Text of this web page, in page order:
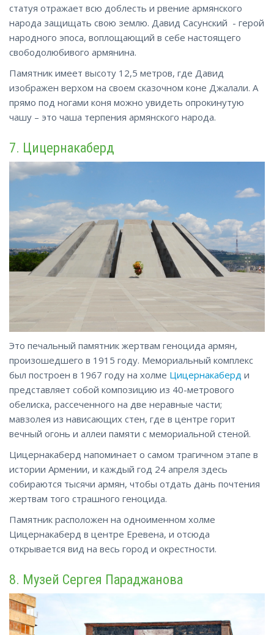
статуя отражает всю доблесть и рвение армянского
народа защищать свою землю. Давид Сасунский - герой
народного эпоса, воплощающий в себе настоящего
свободолюбивого армянина.
Памятник имеет высоту 12,5 метров, где Давид
изображен верхом на своем сказочном коне Джалали. А
прямо под ногами коня можно увидеть опрокинутую
чашу – это чаша терпения армянского народа.
7. Цицернакаберд
Это печальный памятник жертвам геноцида армян,
произошедшего в 1915 году. Мемориальный комплекс
был построен в 1967 году на холме Цицернакаберд и
представляет собой композицию из 40-метрового
обелиска, рассеченного на две неравные части;
мавзолея из нависающих стен, где в центре горит
вечный огонь и аллеи памяти с мемориальной стеной.
Цицернакаберд напоминает о самом трагичном этапе в
истории Армении, и каждый год 24 апреля здесь
собираются тысячи армян, чтобы отдать дань почтения
жертвам того страшного геноцида.
Памятник расположен на одноименном холме
Цицернакаберд в центре Еревена, и отсюда
открывается вид на весь город и окрестности.
8. Музей Сергея Параджанова